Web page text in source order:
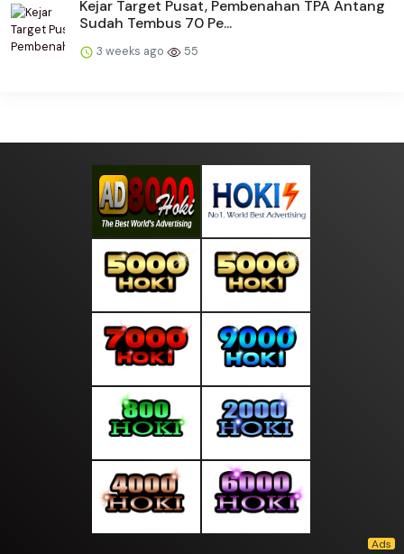
Kejar Target Pusat, Pembenahan TPA Antang
Sudah Tembus 70 Pe...
3 weeks ago 55